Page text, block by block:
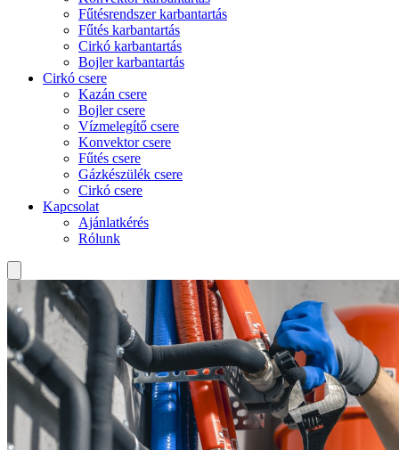
Fűtésrendszer karbantartás
Fűtés karbantartás
Cirkó karbantartás
Bojler karbantartás
Cirkó csere
Kazán csere
Bojler csere
Vízmelegítő csere
Konvektor csere
Fűtés csere
Gázkészülék csere
Cirkó csere
Kapcsolat
Ajánlatkérés
Rólunk